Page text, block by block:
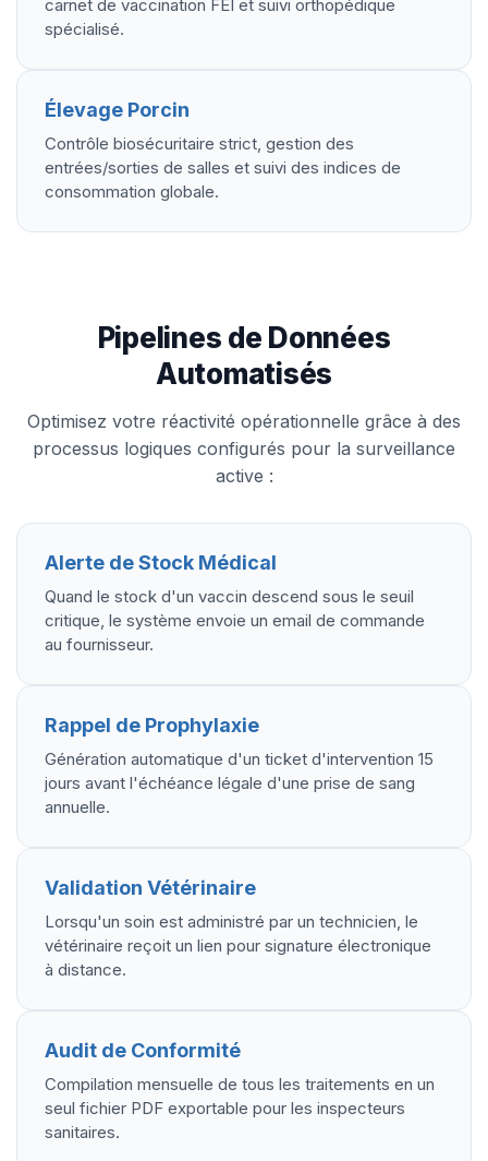
carnet de vaccination FEI et suivi orthopédique
spécialisé.
Élevage Porcin
Contrôle biosécuritaire strict, gestion des
entrées/sorties de salles et suivi des indices de
consommation globale.
Pipelines de Données
Automatisés
Optimisez votre réactivité opérationnelle grâce à des
processus logiques configurés pour la surveillance
active :
Alerte de Stock Médical
Quand le stock d'un vaccin descend sous le seuil
critique, le système envoie un email de commande
au fournisseur.
Rappel de Prophylaxie
Génération automatique d'un ticket d'intervention 15
jours avant l'échéance légale d'une prise de sang
annuelle.
Validation Vétérinaire
Lorsqu'un soin est administré par un technicien, le
vétérinaire reçoit un lien pour signature électronique
à distance.
Audit de Conformité
Compilation mensuelle de tous les traitements en un
seul fichier PDF exportable pour les inspecteurs
sanitaires.